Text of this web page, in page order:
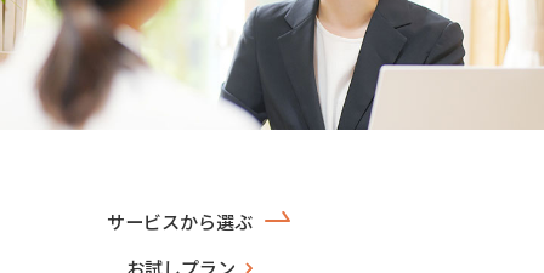
サービスから選ぶ
お試しプラン